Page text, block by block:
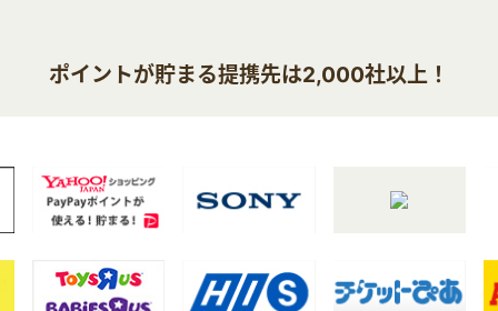
ポイントが貯まる提携先は2,000社以上！